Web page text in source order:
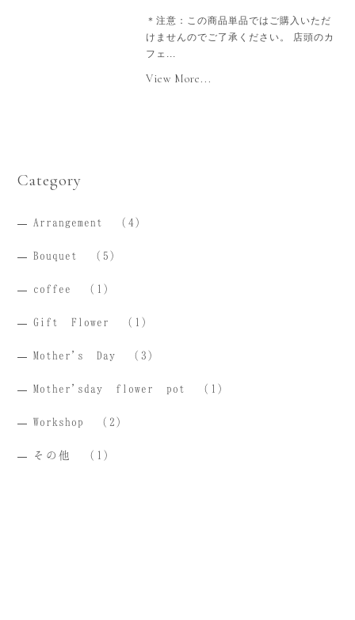
＊注意：この商品単品ではご購入いただ
けませんのでご了承ください。 店頭のカ
フェ...
View More...
Category
Arrangement （4）
Bouquet （5）
coffee （1）
Gift Flower （1）
Mother's Day （3）
Mother'sday flower pot （1）
Workshop （2）
その他 （1）